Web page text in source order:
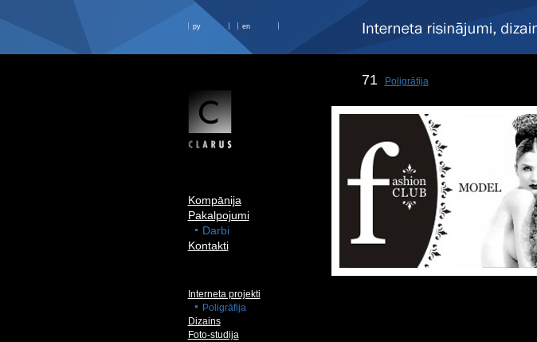
ру en
Kompānija
Pakalpojumi
Darbi
Kontakti
Interneta projekti
Poligrāfija
Dizains
Foto-studija
71 Poligrāfija